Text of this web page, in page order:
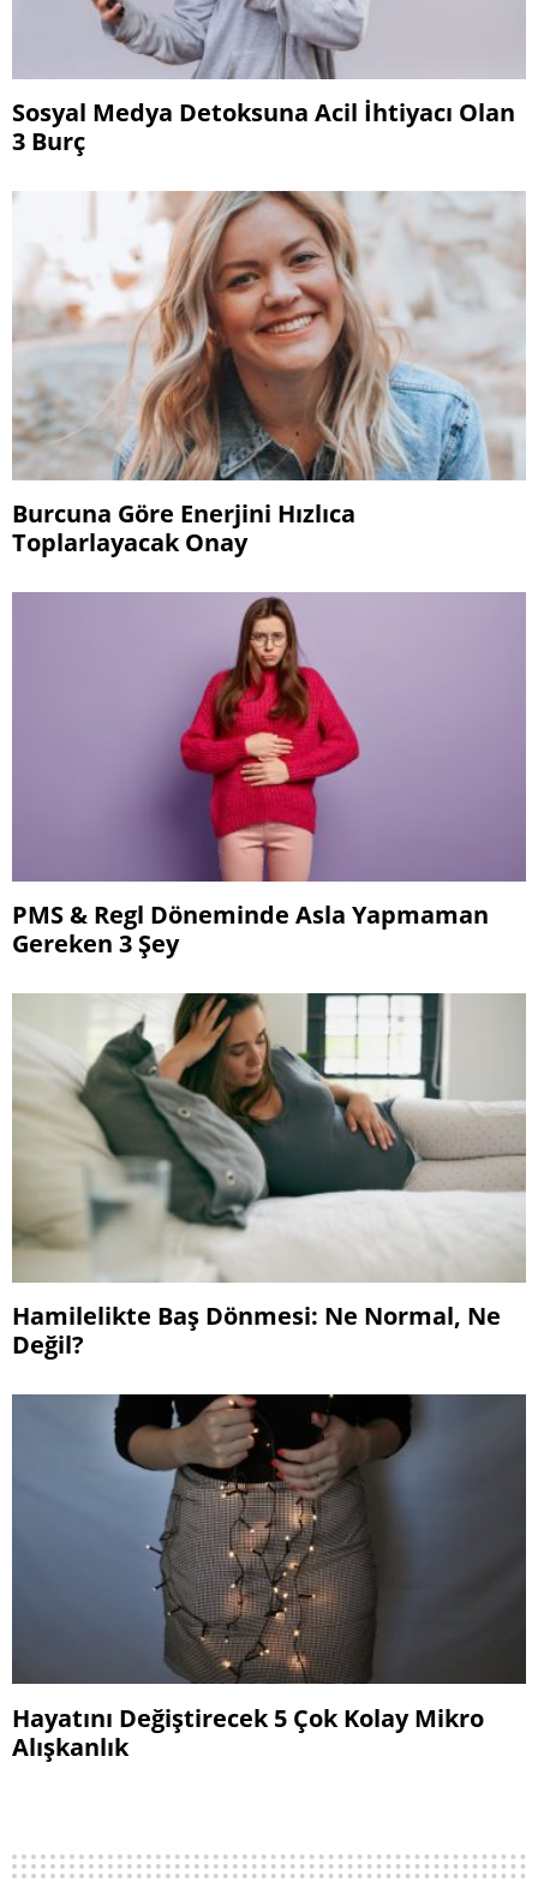
Sosyal Medya Detoksuna Acil İhtiyacı Olan
3 Burç
Burcuna Göre Enerjini Hızlıca
Toplarlayacak Onay
PMS & Regl Döneminde Asla Yapmaman
Gereken 3 Şey
Hamilelikte Baş Dönmesi: Ne Normal, Ne
Değil?
Hayatını Değiştirecek 5 Çok Kolay Mikro
Alışkanlık